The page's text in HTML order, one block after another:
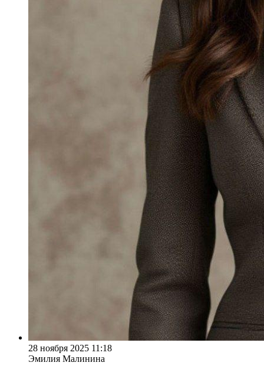
28 ноября 2025 11:18
Эмилия Малинина